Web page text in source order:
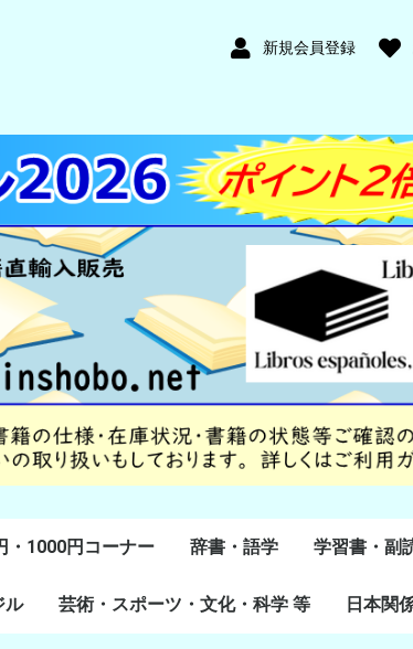
新規会員登録
・1000円コーナー 辞書・語学
スペイン語
ポルトガル語
Lenguas Ibericas
Lenguas Indigenas
スペインの教科書
その他
学習書・副
学習教材
副読本教材
絵本・児童
ル 芸術・スポーツ・文化・科学 等 日本関